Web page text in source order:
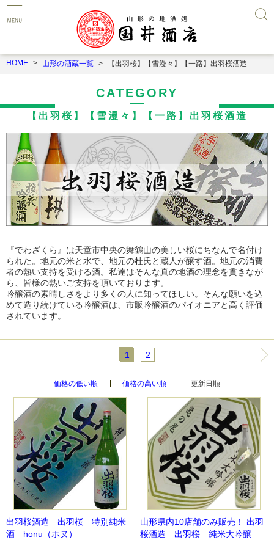
HOME 山形の酒蔵一覧 【出羽桜】【雪漫々】【一路】出羽桜酒造
CATEGORY
【出羽桜】【雪漫々】【一路】出羽桜酒造
『でわざくら』は天童市中央の舞鶴山の美しい桜にちなんで名付け
られた。地元の米と水で、地元の杜氏と蔵人が醸す酒。地元の消費
者の熱い支持を受ける酒。私達はそんな真の地酒の理念を貫きなが
ら、皆様の熱いご支持を頂いております。
吟醸酒の素晴しさをより多くの人に知ってほしい。そんな願いを込
めて造り続けている吟醸酒は、市販吟醸酒のパイオニアと高く評価
されています。
1 2
価格の低い順 価格の高い順 更新日順
出羽桜酒造 出羽桜 特別純米
酒 honu（ホヌ）
山形県内10店舗のみ販売！ 出羽
桜酒造 出羽桜 純米大吟醸